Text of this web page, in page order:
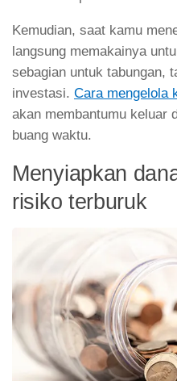
Kemudian, saat kamu
langsung memakainya
sebagian untuk tabungan,
investasi. Cara mengelola
akan membantumu keluar
buang waktu.
Menyiapkan
risiko terburuk